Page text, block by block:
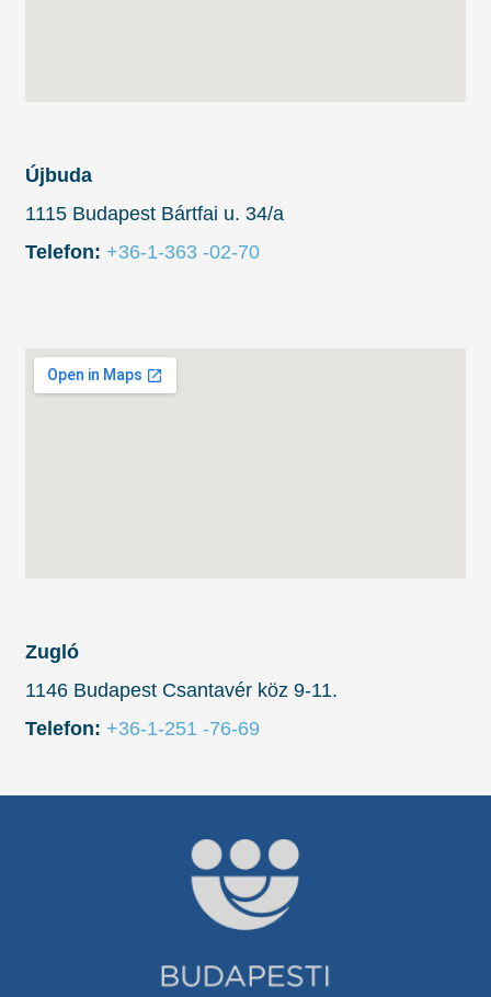
Újbuda
1115 Budapest Bártfai u. 34/a
Telefon: +36-1-363 -02-70
Zugló
1146 Budapest Csantavér köz 9-11.
Telefon: +36-1-251 -76-69